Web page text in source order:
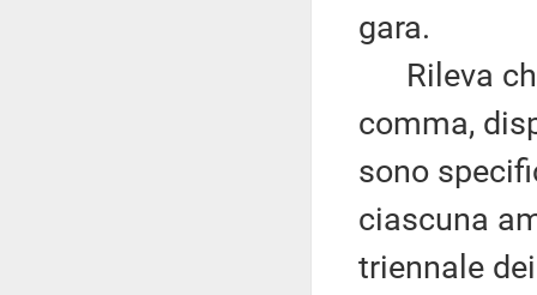
gara.
Rileva
comma,
sono
ciascuna
triennale